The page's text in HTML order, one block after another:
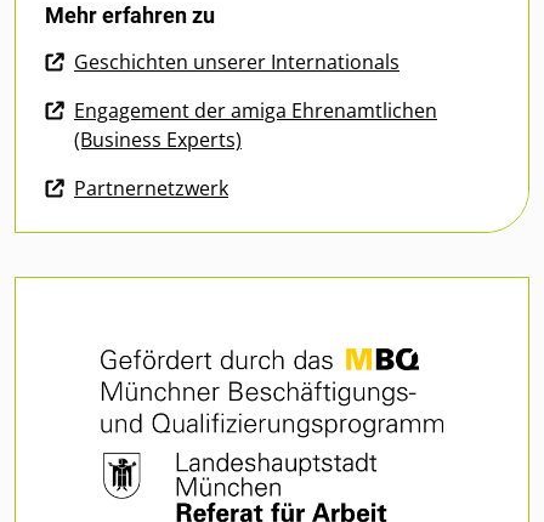
Mehr erfahren zu
Geschichten unserer Internationals
Engagement der amiga Ehrenamtlichen
(Business Experts)
Partnernetzwerk